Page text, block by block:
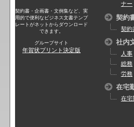
契約書・企画書・文例集など、実
用的で便利なビジネス文書テンプ
レートがネットからダウンロード
できます。
グループサイト
年賀状プリント決定版
ナー
契約
契約
社内
人事
総務
労務
在宅
在宅